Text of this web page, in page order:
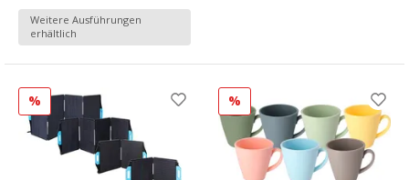
Weitere Ausführungen
erhältlich
% %